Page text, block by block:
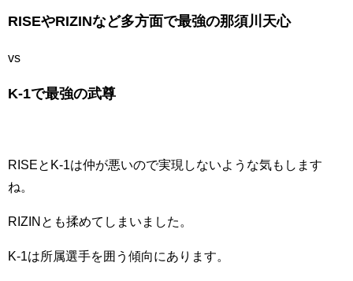
RISEやRIZINなど多方面で最強の那須川天心
vs
K-1で最強の武尊
RISEとK-1は仲が悪いので実現しないような気もします
ね。
RIZINとも揉めてしまいました。
K-1は所属選手を囲う傾向にあります。